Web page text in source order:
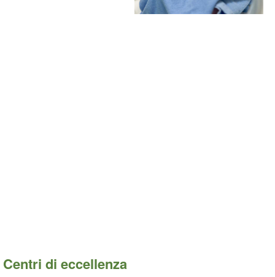
Centri di eccellenza